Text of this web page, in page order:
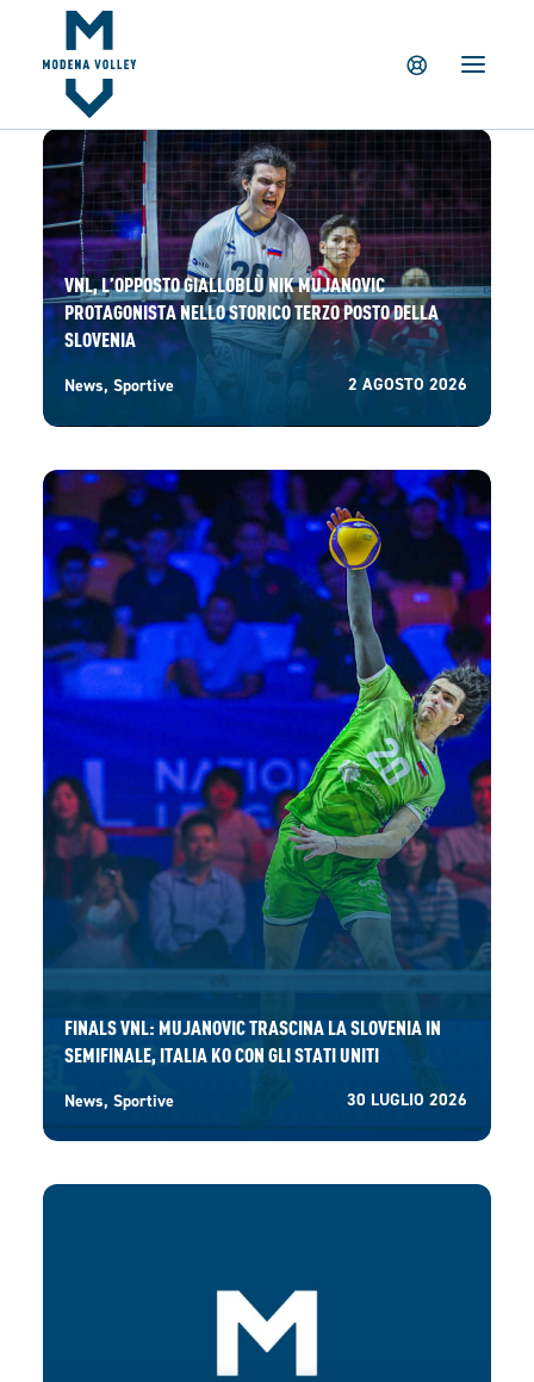
IL CLUB
NEWS
TICKETING
SUMMER CAMP
MV PARTNERS
PALAPANINI
GIOVANILI
ACADEMY
STORE 2 AGOSTO 2026
VNL, L’OPPOSTO GIALLOBLÙ NIK MUJANOVIC
PROTAGONISTA NELLO STORICO TERZO POSTO DELLA
SLOVENIA
News, Sportive
30 LUGLIO 2026
FINALS VNL: MUJANOVIC TRASCINA LA SLOVENIA IN
SEMIFINALE, ITALIA KO CON GLI STATI UNITI
News, Sportive